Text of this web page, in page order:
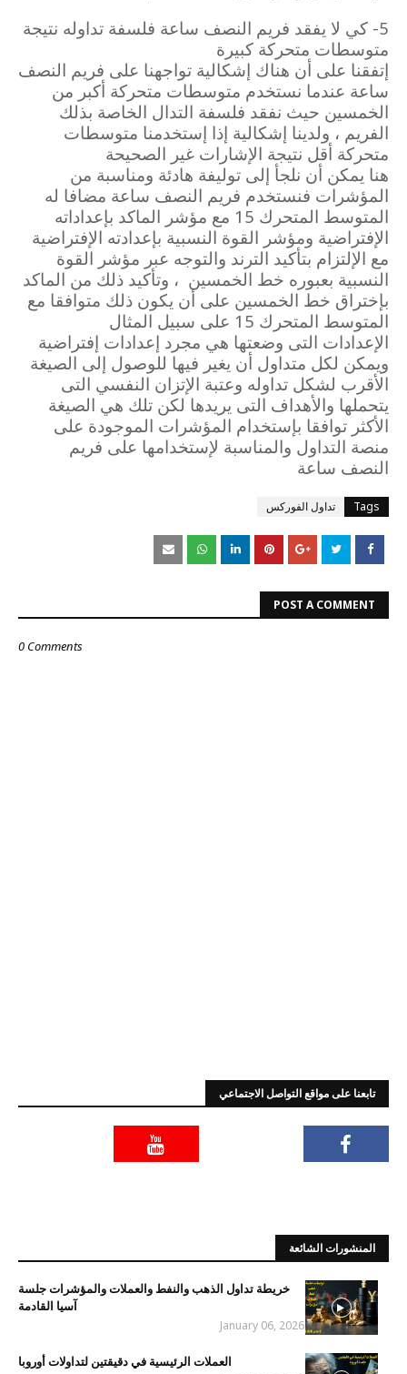
5- كي لا يفقد فريم النصف ساعة فلسفة تداوله نتيجة
متوسطات متحركة كبيرة
إتفقنا على أن هناك إشكالية تواجهنا على فريم النصف
ساعة عندما نستخدم متوسطات متحركة أكبر من
الخمسين حيث نفقد فلسفة التدال الخاصة بذلك
الفريم ، ولدينا إشكالية إذا إستخدمنا متوسطات
متحركة أقل نتيجة الإشارات غير الصحيحة
هنا يمكن أن نلجأ إلى توليفة هادئة ومناسبة من
المؤشرات فنستخدم فريم النصف ساعة مضافا له
المتوسط المتحرك 15 مع مؤشر الماكد بإعداداته
الإفتراضية ومؤشر القوة النسبية بإعدادته الإفتراضية
مع الإلتزام بتأكيد الترند والتوجه عبر مؤشر القوة
النسبية بعبوره خط الخمسين ، وتأكيد ذلك من الماكد
بإختراق خط الخمسين على أن يكون ذلك متوافقا مع
المتوسط المتحرك 15 على سبيل المثال
الإعدادات التى وضعتها هي مجرد إعدادات إفتراضية
ويمكن لكل متداول أن يغير فيها للوصول إلى الصيغة
الأقرب لشكل تداوله وعتبة الإتزان النفسي التى
يتحملها والأهداف التى يريدها لكن تلك هي الصيغة
الأكثر توافقا بإستخدام المؤشرات الموجودة على
منصة التداول والمناسبة لإستخدامها على فريم
النصف ساعة
Tags تداول الفوركس
POST A COMMENT
0 Comments
تابعنا على مواقع التواصل الاجتماعي
المنشورات الشائعة
خريطة تداول الذهب والنفط والعملات والمؤشرات جلسة
آسيا القادمة
January 06, 2026
العملات الرئيسية في دقيقتين لتداولات أوروبا